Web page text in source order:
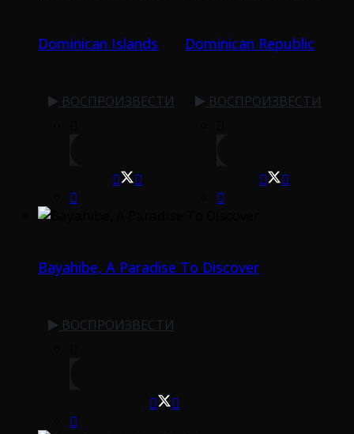
Dominican Islands
ВОСПРОИЗВЕСТИ
Dominican Republic
ВОСПРОИЗВЕСТИ
Bayahibe, A Paradise To Discover
ВОСПРОИЗВЕСТИ